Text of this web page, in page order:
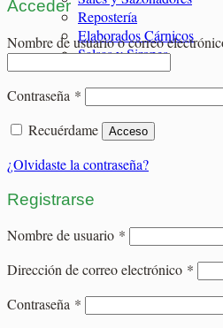
Repostería
Elaborados Cárnicos
Salsas y Siropes
Acceder
Nombre de usuario o correo
Contraseña * Obligatorio
Recuérdame
Acceso
¿Olvidaste la contraseña?
Registrarse
Nombre de usuario * Obligatorio
Dirección de correo electrónico *
Contraseña * Obligatorio